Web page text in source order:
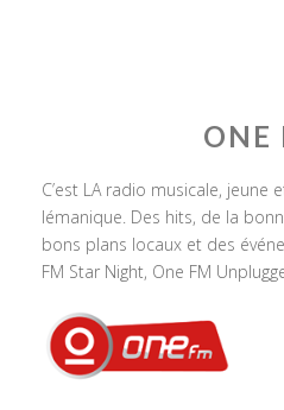
ONE
C’est LA radio musicale, jeune
lémanique. Des hits, de la
bons plans locaux et des
FM Star Night, One FM